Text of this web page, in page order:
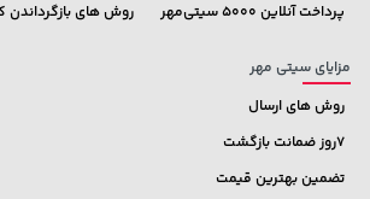
پرداخت آنلاین 5000 سیتی‌مهر
روش های بازگرداندن
مزایای سیتی مهر
روش های ارسال
7روز ضمانت بازگشت
تضمین بهترین قیمت